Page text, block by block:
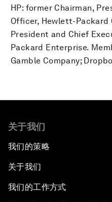
HP: former Chairman,
Officer, Hewlett-Packard
President and Chief
Packard Enterprise.
Gamble Company;
关于我们
我们的策略
关于我们
我们的工作方式